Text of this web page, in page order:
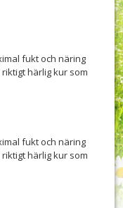
fukt och näring
härlig kur som
fukt och näring
härlig kur som